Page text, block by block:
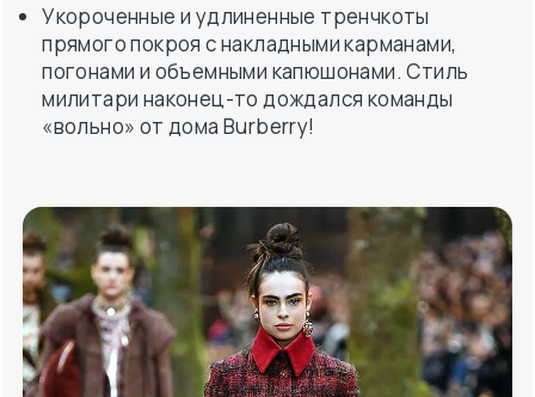
Укороченные и удлиненные тренчкоты
прямого покроя с накладными карманами,
погонами и объемными капюшонами. Стиль
милитари наконец-то дождался команды
«вольно» от дома Burberry!